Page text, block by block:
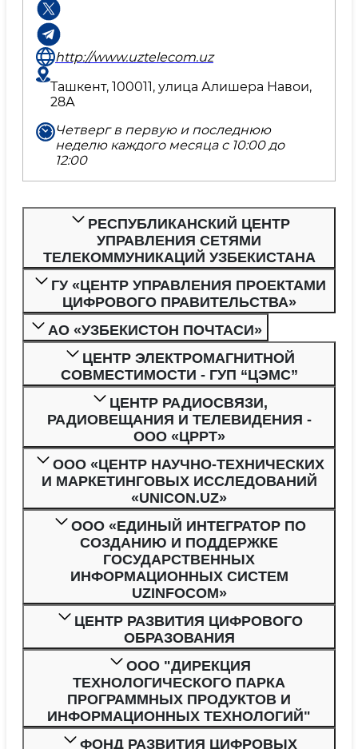
http://www.uztelecom.uz
Ташкент, 100011, улица Алишера Навои,
28А
Четверг в первую и последнюю
неделю каждого месяца с 10:00 до
12:00
РЕСПУБЛИКАНСКИЙ ЦЕНТР
УПРАВЛЕНИЯ СЕТЯМИ
ТЕЛЕКОММУНИКАЦИЙ УЗБЕКИСТАНА
ГУ «ЦЕНТР УПРАВЛЕНИЯ ПРОЕКТАМИ
ЦИФРОВОГО ПРАВИТЕЛЬСТВА»
АО «УЗБЕКИСТОН ПОЧТАСИ»
ЦЕНТР ЭЛЕКТРОМАГНИТНОЙ
СОВМЕСТИМОСТИ - ГУП “ЦЭМС”
ЦЕНТР РАДИОСВЯЗИ,
РАДИОВЕЩАНИЯ И ТЕЛЕВИДЕНИЯ -
ООО «ЦРРТ»
ООО «ЦЕНТР НАУЧНО-ТЕХНИЧЕСКИХ
И МАРКЕТИНГОВЫХ ИССЛЕДОВАНИЙ
«UNICON.UZ»
ООО «ЕДИНЫЙ ИНТЕГРАТОР ПО
СОЗДАНИЮ И ПОДДЕРЖКЕ
ГОСУДАРСТВЕННЫХ
ИНФОРМАЦИОННЫХ СИСТЕМ
UZINFOCOM»
ЦЕНТР РАЗВИТИЯ ЦИФРОВОГО
ОБРАЗОВАНИЯ
ООО "ДИРЕКЦИЯ
ТЕХНОЛОГИЧЕСКОГО ПАРКА
ПРОГРАММНЫХ ПРОДУКТОВ И
ИНФОРМАЦИОННЫХ ТЕХНОЛОГИЙ"
ФОНД РАЗВИТИЯ ЦИФРОВЫХ